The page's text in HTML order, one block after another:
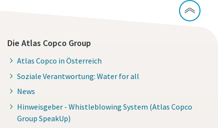
Die Atlas Copco Group
Atlas Copco in Österreich
Soziale Verantwortung: Water for all
News
Hinweisgeber - Whistleblowing System (Atlas Copco
Group SpeakUp)